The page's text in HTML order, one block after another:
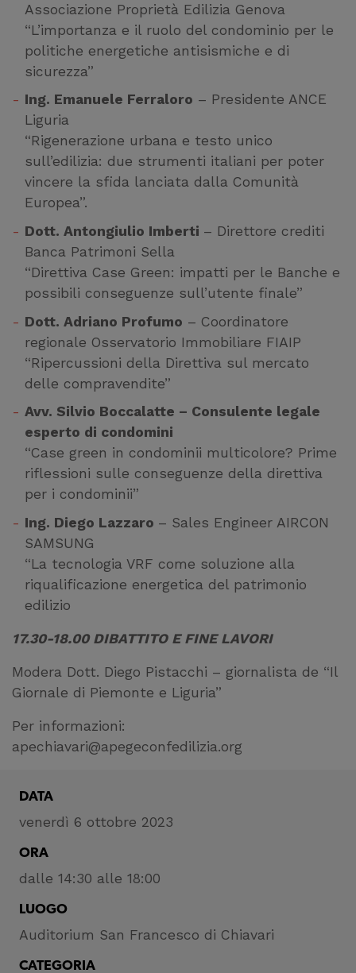
Associazione Proprietà Edilizia Genova
“L’importanza e il ruolo del condominio per le
politiche energetiche antisismiche e di
sicurezza”
Ing. Emanuele Ferraloro – Presidente ANCE
Liguria
“Rigenerazione urbana e testo unico
sull’edilizia: due strumenti italiani per poter
vincere la sfida lanciata dalla Comunità
Europea”.
Dott. Antongiulio Imberti – Direttore crediti
Banca Patrimoni Sella
“Direttiva Case Green: impatti per le Banche e
possibili conseguenze sull’utente finale”
Dott. Adriano Profumo – Coordinatore
regionale Osservatorio Immobiliare FIAIP
“Ripercussioni della Direttiva sul mercato
delle compravendite”
Avv. Silvio Boccalatte – Consulente legale
esperto di condomini
“Case green in condominii multicolore? Prime
riflessioni sulle conseguenze della direttiva
per i condominii”
Ing. Diego Lazzaro – Sales Engineer AIRCON
SAMSUNG
“La tecnologia VRF come soluzione alla
riqualificazione energetica del patrimonio
edilizio
17.30-18.00 DIBATTITO E FINE LAVORI
Modera Dott. Diego Pistacchi – giornalista de “Il
Giornale di Piemonte e Liguria”
Per informazioni:
apechiavari@apegeconfedilizia.org
DATA
venerdì 6 ottobre 2023
ORA
dalle 14:30 alle 18:00
LUOGO
Auditorium San Francesco di Chiavari
CATEGORIA